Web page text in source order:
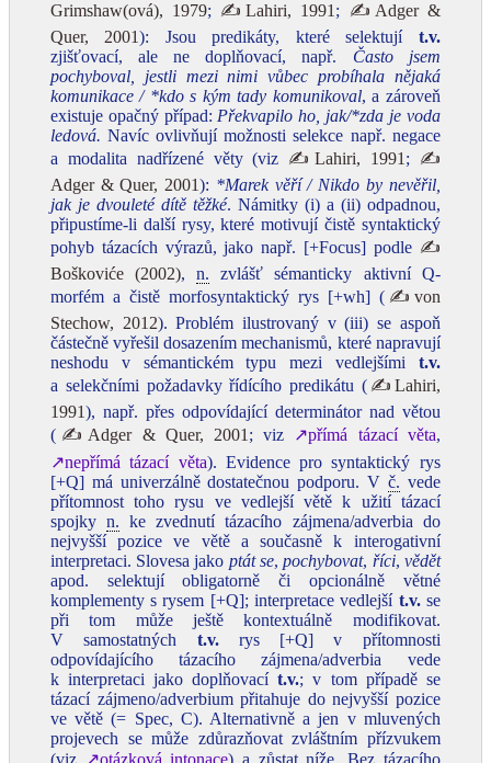
Grimshaw(ová), 1979; ✍Lahiri, 1991 ; ✍Adger &
Quer, 2001): Jsou predikáty, které selektují t.v.
zjišťovací, ale ne doplňovací, např. Často jsem
pochyboval, jestli mezi nimi vůbec probíhala nějaká
komunikace / *kdo s kým tady komunikoval, a zároveň
existuje opačný případ: Překvapilo ho, jak/*zda je voda
ledová. Navíc ovlivňují možnosti selekce např. negace
a modalita nadřízené věty (viz ✍Lahiri, 1991 ; ✍
Adger & Quer, 2001): *Marek věří / Nikdo by nevěřil,
jak je dvouleté dítě těžké. Námitky (i) a (ii) odpadnou,
připustíme-li další rysy, které motivují čistě syntaktický
pohyb tázacích výrazů, jako např. [+Focus] podle ✍
Boškoviće (2002),n. zvlášť sémanticky aktivní Q-
morfém a čistě morfosyntaktický rys [+wh] (✍von
Stechow, 2012). Problém ilustrovaný v (iii) se aspoň
částečně vyřešil dosazením mechanismů, které napravují
neshodu v sémantickém typu mezi vedlejšími t.v.
a selekčními požadavky řídícího predikátu ( ✍Lahiri,
1991), např. přes odpovídající determinátor nad větou
( ✍Adger & Quer, 2001 ; viz ↗přímá tázací věta,
↗nepřímá tázací věta). Evidence pro syntaktický rys
[+Q] má univerzálně dostatečnou podporu. V č. vede
přítomnost toho rysu ve vedlejší větě k užití tázací
spojkyn. ke zvednutí tázacího zájmena/adverbia do
nejvyšší pozice ve větě a současně k interogativní
interpretaci. Slovesa jako ptát se,pochybovat, říci, vědět
apod. selektují obligatorně či opcionálně větné
komplementy s rysem [+Q]; interpretace vedlejší t.v.se
při tom může ještě kontextuálně modifikovat.
V samostatných t.v.rys [+Q] v přítomnosti
odpovídajícího tázacího zájmena/adverbia vede
k interpretaci jako doplňovacít.v.; v tom případě se
tázací zájmeno/adverbium přitahuje do nejvyšší pozice
ve větě (= Spec, C). Alternativně a jen v mluvených
projevech se může zdůrazňovat zvláštním přízvukem